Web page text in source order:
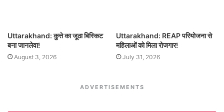
Uttarakhand: कुत्ते का जूठा बिस्किट
बना जानलेवा!
August 3, 2026
Uttarakhand: REAP परियोजना से
महिलाओं को मिला रोजगार!
July 31, 2026
ADVERTISEMENTS